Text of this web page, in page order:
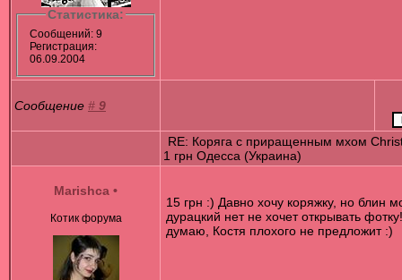
Статистика:
Сообщений: 9
Регистрация:
06.09.2004
Сообщение # 9
RE: Коряга с приращенным мхом
1 грн Одесса (Украина)
Marishca •
Котик форума
15 грн :) Давно хочу коряжку, но блин
дурацкий нет не хочет открывать
думаю, Костя плохого не предложит :)